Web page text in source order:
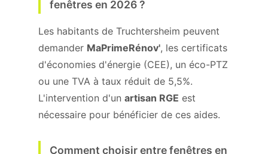
fenêtres en 2026 ?
Les habitants de Truchtersheim peuvent
demander MaPrimeRénov', les certificats
d'économies d'énergie (CEE), un éco-PTZ
ou une TVA à taux réduit de 5,5%.
L'intervention d'un artisan RGE est
nécessaire pour bénéficier de ces aides.
Comment choisir entre fenêtres en